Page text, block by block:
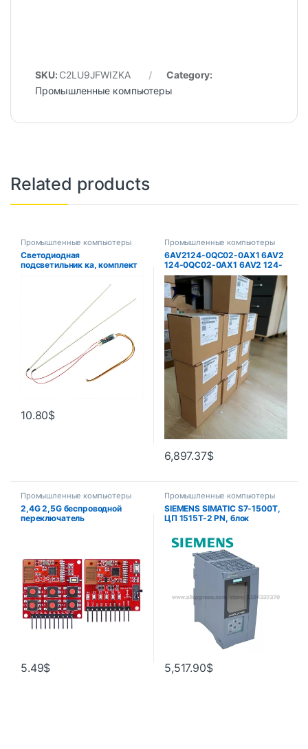
SKU: C2LU9JFWIZKA
Category:
Промышленные компьютеры
Related products
Промышленные компьютеры
Светодиодная
подсветильник ка, комплект
регулируемая светодиодная
подсветка для 15-24
дюймового ЖК-монитора,
универсальная
подсветильник ка
10.80$
Промышленные компьютеры
6AV2124-0QC02-0AX1 6AV2
124-0QC02-0AX1 6AV2 124-
0QC02-0AX0 СЕНСОРНЫЙ
ЭКРАН HMI 15 ДЮЙМОВ
6,897.37$
Промышленные компьютеры
2,4G 2,5G беспроводной
переключатель
передатчика без
программирования для DIY
встроенная кнопка пары
5.49$
Промышленные компьютеры
SIEMENS SIMATIC S7-1500T,
ЦП 1515T-2 PN, блок
PROFINET IRT с 2-портовым
переключателем 6ES7515-
2TN03-0AB0
5,517.90$